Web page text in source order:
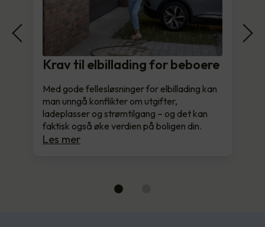
Krav til elbillading for beboere
Med gode fellesløsninger for elbillading kan
man unngå konflikter om utgifter,
ladeplasser og strømtilgang – og det kan
faktisk også øke verdien på boligen din.
Les mer